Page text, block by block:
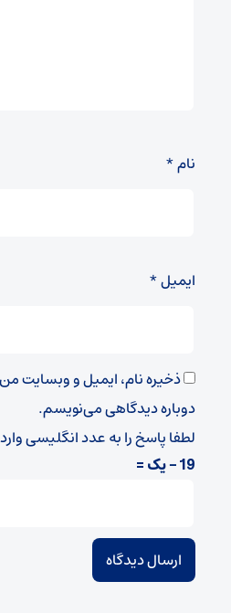
نام*
ایمیل*
ذخیره نام، ایمیل و وبسایت من
دوباره دیدگاهی می‌نویسم.
لطفا پاسخ را به عدد انگلیسی
19 − یک =